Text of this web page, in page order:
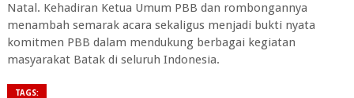
Natal. Kehadiran Ketua Umum PBB dan rombongannya
menambah semarak acara sekaligus menjadi bukti nyata
komitmen PBB dalam mendukung berbagai kegiatan
masyarakat Batak di seluruh Indonesia.
TAGS: